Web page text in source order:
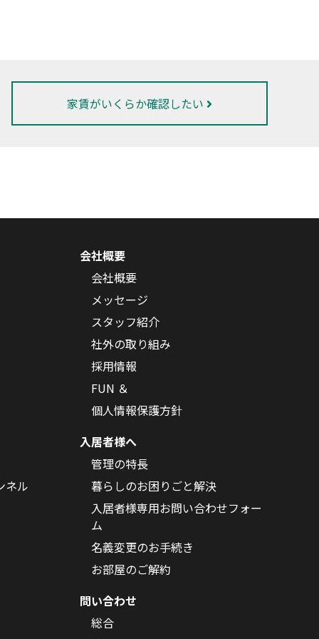
家賃がいくらか確認したい
ネル
会社概要
会社概要
メッセージ
スタッフ紹介
社外の取り組み
採用情報
FUN ＆
個人情報保護方針
入居者様へ
管理の特長
暮らしのお困りごと解決
入居者様専用お問い合わせフォー
ム
名義変更のお手続き
お部屋のご解約
問い合わせ
総合